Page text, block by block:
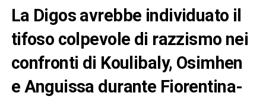
La Digos avrebbe individuato il
tifoso colpevole di razzismo nei
confronti di Koulibaly, Osimhen
e Anguissa durante Fiorentina-